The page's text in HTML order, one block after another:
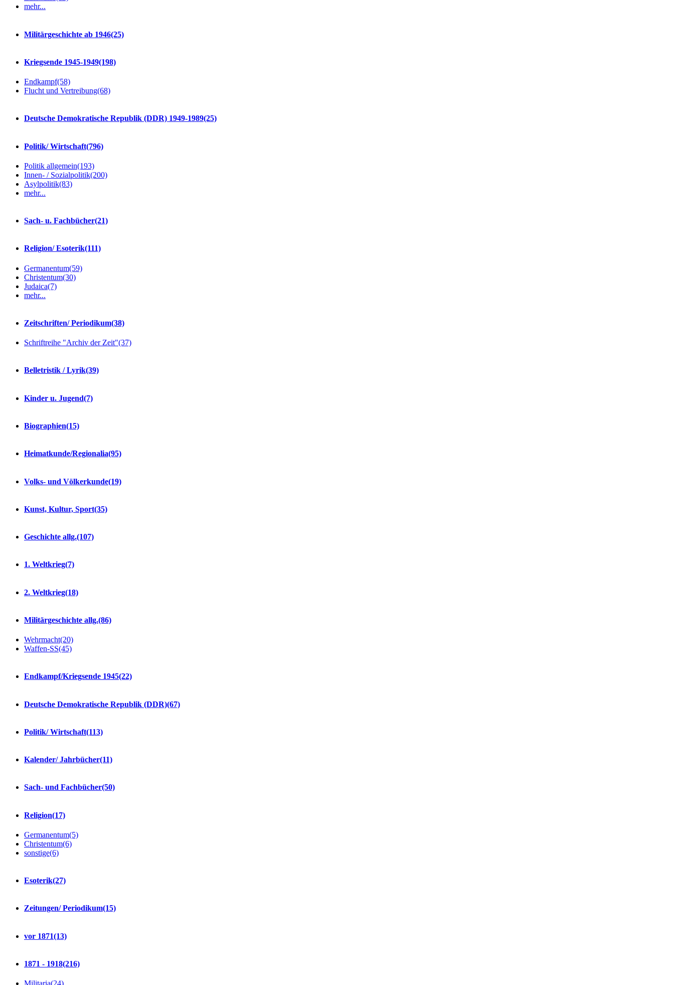
mehr...
Militärgeschichte ab 1946(25)
Kriegsende 1945-1949(198)
Endkampf(58)
Flucht und Vertreibung(68)
Deutsche Demokratische Republik (DDR) 1949-1989(25)
Politik/ Wirtschaft(796)
Politik allgemein(193)
Innen- / Sozialpolitik(200)
Asylpolitik(83)
mehr...
Sach- u. Fachbücher(21)
Religion/ Esoterik(111)
Germanentum(59)
Christentum(30)
Judaica(7)
mehr...
Zeitschriften/ Periodikum(38)
Schriftreihe "Archiv der Zeit"(37)
Belletristik / Lyrik(39)
Kinder u. Jugend(7)
Biographien(15)
Heimatkunde/Regionalia(95)
Volks- und Völkerkunde(19)
Kunst, Kultur, Sport(35)
Geschichte allg.(107)
1. Weltkrieg(7)
2. Weltkrieg(18)
Militärgeschichte allg.(86)
Wehrmacht(20)
Waffen-SS(45)
Endkampf/Kriegsende 1945(22)
Deutsche Demokratische Republik (DDR)(67)
Politik/ Wirtschaft(113)
Kalender/ Jahrbücher(11)
Sach- und Fachbücher(50)
Religion(17)
Germanentum(5)
Christentum(6)
sonstige(6)
Esoterik(27)
Zeitungen/ Periodikum(15)
vor 1871(13)
1871 - 1918(216)